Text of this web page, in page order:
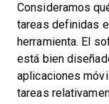
Consideramos
tareas definidas
herramienta. El
está bien
aplicaciones
tareas